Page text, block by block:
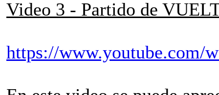
Video 3 - Partido de
https://www.youtube.com/